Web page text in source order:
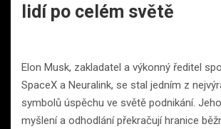
lidí po celém světě
Elon Musk, zakladatel a výkonný ředitel
SpaceX a Neuralink, se stal jedním z
symbolů úspěchu ve světě podnikání.
myšlení a odhodlání překračují hranice